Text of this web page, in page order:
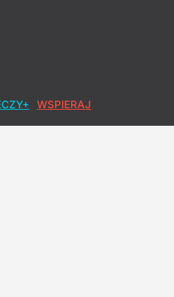
WSPIERAJ